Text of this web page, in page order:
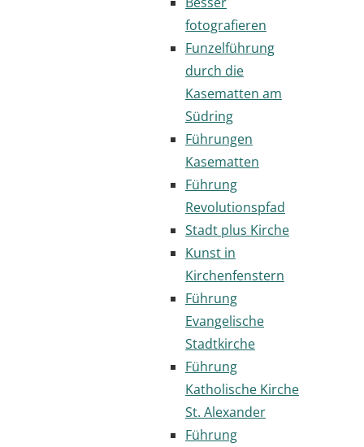
fotografieren
Funzelführung
durch die
Kasematten am
Südring
Führungen
Kasematten
Führung
Revolutionspfad
Stadt plus Kirche
Kunst in
Kirchenfenstern
Führung
Evangelische
Stadtkirche
Führung
Katholische Kirche
St. Alexander
Führung